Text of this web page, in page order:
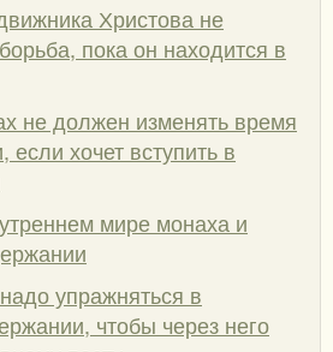
Христова не
пока он находится в
не должен изменять время
хочет вступить в
мире монаха и
упражняться в
чтобы через него